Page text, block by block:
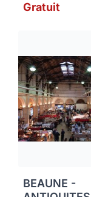
Gratuit
BEAUNE -